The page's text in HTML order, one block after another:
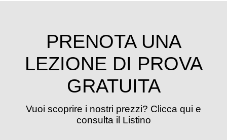
PRENOTA UNA
LEZIONE DI PROVA
GRATUITA
Vuoi scoprire i nostri prezzi? Clicca qui e
consulta il Listino